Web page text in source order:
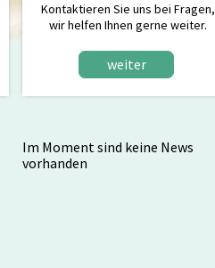
Kontaktieren Sie uns bei Fragen,
wir helfen Ihnen gerne weiter.
weiter
Im Moment sind keine News
vorhanden